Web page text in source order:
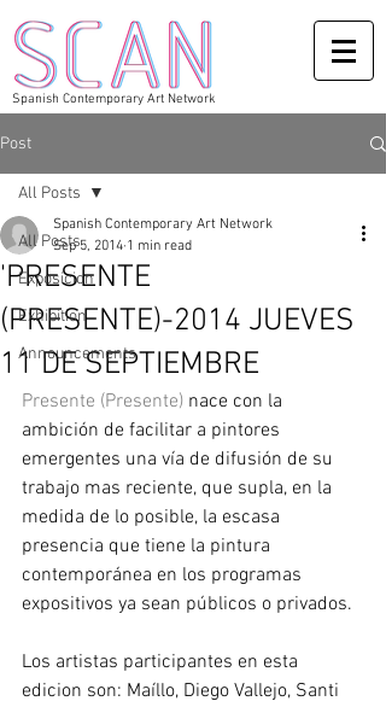
Spanish Contemporary Art Network
Post
All Posts
Exposicion
Exhibition
Announcements
All Posts
'PRESENTE
(PRESENTE)-2014 JUEVES
11 DE SEPTIEMBRE
Spanish Contemporary Art Network
Sep 5, 2014 1 min read
Presente (Presente) nace con la
ambición de facilitar a pintores
emergentes una vía de difusión de su
trabajo mas reciente, que supla, en la
medida de lo posible, la escasa
presencia que tiene la pintura
contemporánea en los programas
expositivos ya sean públicos o privados.
Los artistas participantes en esta
edicion son: Maíllo, Diego Vallejo, Santi